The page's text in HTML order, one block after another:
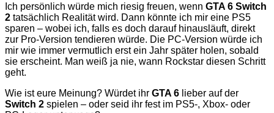
Ich persönlich würde mich riesig freuen, wenn GTA 6 Switch
2 tatsächlich Realität wird. Dann könnte ich mir eine PS5
sparen – wobei ich, falls es doch darauf hinausläuft, direkt
zur Pro-Version tendieren würde. Die PC-Version würde ich
mir wie immer vermutlich erst ein Jahr später holen, sobald
sie erscheint. Man weiß ja nie, wann Rockstar diesen Schritt
geht.
Wie ist eure Meinung? Würdet ihr GTA 6 lieber auf der
Switch 2 spielen – oder seid ihr fest im PS5-, Xbox- oder